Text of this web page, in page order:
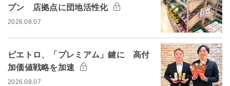
プン 店拠点に団地活性化
2026.08.07
ピエトロ、「プレミアム」鍵に 高付
加価値戦略を加速
2026.08.07